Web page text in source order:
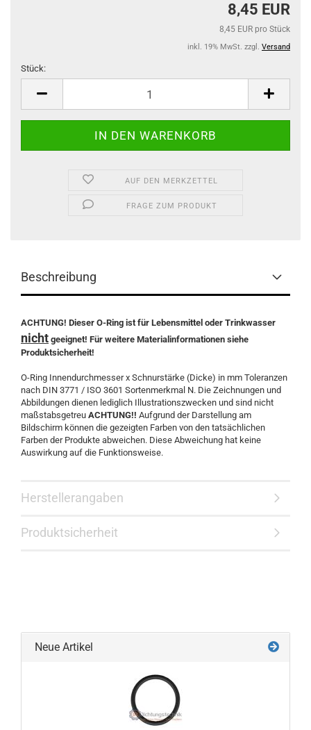
8,45 EUR
8,45 EUR pro Stück
inkl. 19% MwSt. zzgl. Versand
Stück:
AUF DEN MERKZETTEL
FRAGE ZUM PRODUKT
Beschreibung
ACHTUNG! Dieser O-Ring ist für Lebensmittel oder Trinkwasser
nicht geeignet! Für weitere Materialinformationen siehe
Produktsicherheit!
O-Ring Innendurchmesser x Schnurstärke (Dicke) in mm Toleranzen
nach DIN 3771 / ISO 3601 Sortenmerkmal N. Die Zeichnungen und
Abbildungen dienen lediglich Illustrationszwecken und sind nicht
maßstabsgetreu ACHTUNG!! Aufgrund der Darstellung am
Bildschirm können die gezeigten Farben von den tatsächlichen
Farben der Produkte abweichen. Diese Abweichung hat keine
Auswirkung auf die Funktionsweise.
Herstellerangaben
Produktsicherheit
Neue Artikel